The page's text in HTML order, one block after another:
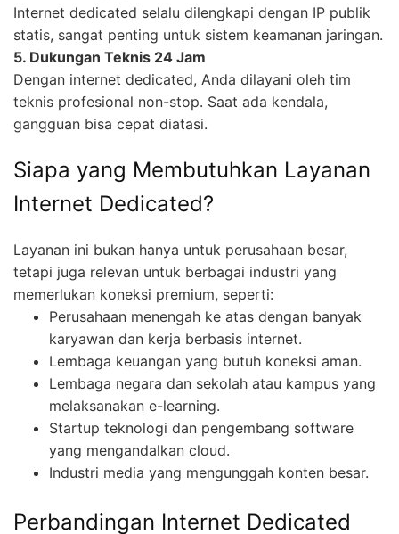
Internet dedicated selalu dilengkapi dengan IP publik
statis, sangat penting untuk sistem keamanan jaringan.
5. Dukungan Teknis 24 Jam
Dengan internet dedicated, Anda dilayani oleh tim
teknis profesional non-stop. Saat ada kendala,
gangguan bisa cepat diatasi.
Siapa yang Membutuhkan Layanan
Internet Dedicated?
Layanan ini bukan hanya untuk perusahaan besar,
tetapi juga relevan untuk berbagai industri yang
memerlukan koneksi premium, seperti:
Perusahaan menengah ke atas dengan banyak
karyawan dan kerja berbasis internet.
Lembaga keuangan yang butuh koneksi aman.
Lembaga negara dan sekolah atau kampus yang
melaksanakan e-learning.
Startup teknologi dan pengembang software
yang mengandalkan cloud.
Industri media yang mengunggah konten besar.
Perbandingan Internet Dedicated